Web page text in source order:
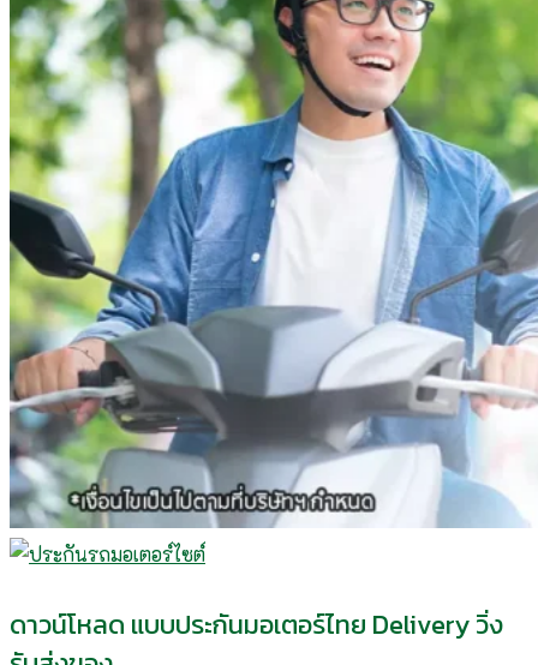
ดาวน์โหลด แบบประกันมอเตอร์ไทย Delivery วิ่ง